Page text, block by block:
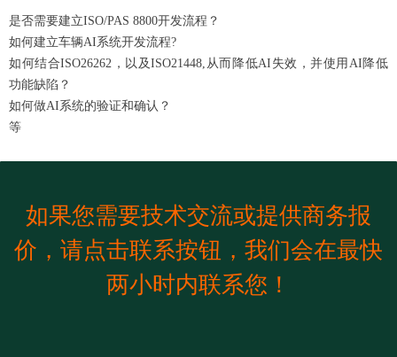
是否需要建立ISO/PAS 8800开发流程？
如何建立车辆AI系统开发流程?
如何结合ISO26262，以及ISO21448,从而降低AI失效，并使用AI降低
功能缺陷？
如何做AI系统的验证和确认？
等
如果您需要技术交流或提供商务报
价，请点击联系按钮，我们会在最快
两小时内联系您！